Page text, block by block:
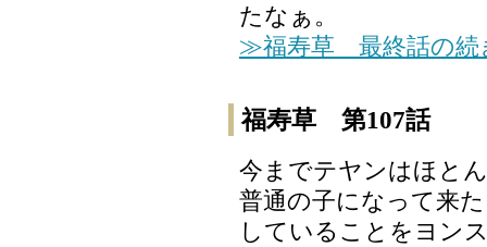
たなぁ。
≫福寿草 最終話の続
福寿草 第107話
今までテヤンはほと
普通の子になって来
していることをヨン